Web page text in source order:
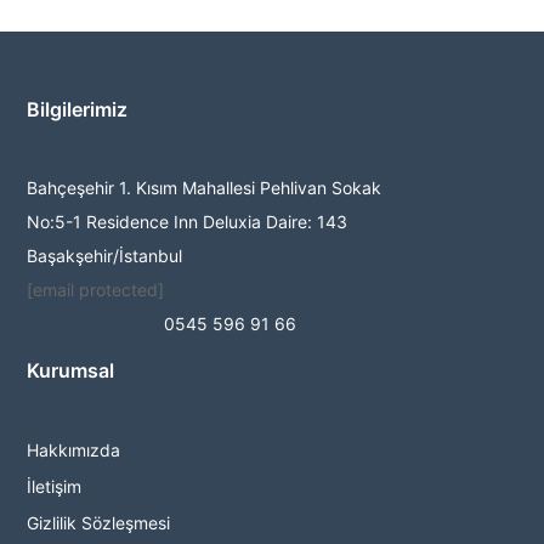
Bilgilerimiz
Bahçeşehir 1. Kısım Mahallesi Pehlivan Sokak
No:5-1 Residence Inn Deluxia Daire: 143
Başakşehir/İstanbul
[email protected]
0545 596 91 66
Kurumsal
Hakkımızda
İletişim
Gizlilik Sözleşmesi